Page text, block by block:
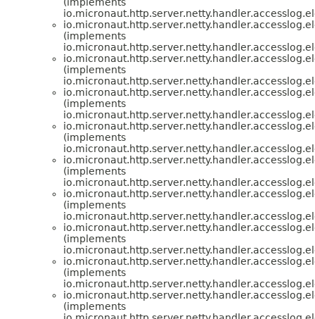
(implements
(implements
(implements
(implements
(implements
(implements
(implements
(implements
(implements